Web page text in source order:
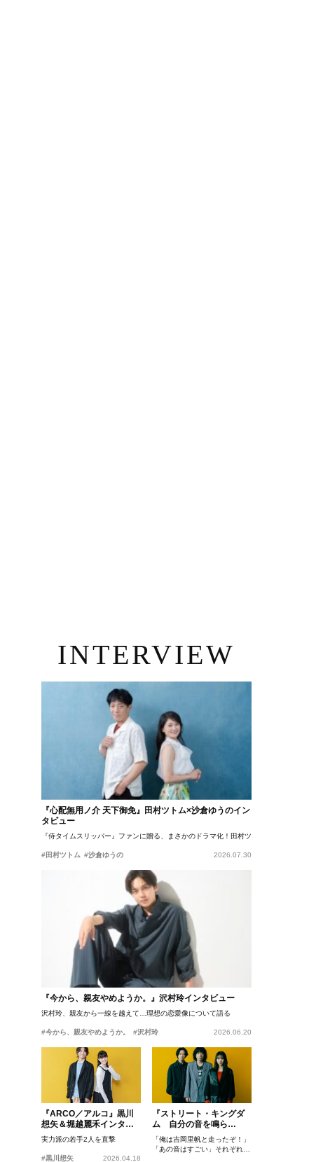
INTERVIEW
『心配無用ノ介 天下御免』田村ツトム×沙倉ゆうのイン
タビュー
『侍タイムスリッパー』ファンに贈る、まさかのドラマ化！田村ツトム×沙倉ゆうのが語
#田村ツトム #沙倉ゆうの 2026.07.30
『今から、親友やめようか。』沢村玲インタビュー
沢村玲、親友から一線を越えて…理想の恋愛像について語る
#今から、親友やめようか。 #沢村玲 2026.06.20
『ARCO／アルコ』黒川
想矢＆堀越麗禾インタビ
ュー
実力派の若手2人を直撃
#黒川想矢 2026.04.18
『ストリート・キングダ
ム 自分の音を鳴ら
せ。』峯田和伸、若葉竜
也、吉岡里帆インタビュ
ー
「俺は吉岡里帆と走ったぞ！」
「あの音はすごい」それぞれの